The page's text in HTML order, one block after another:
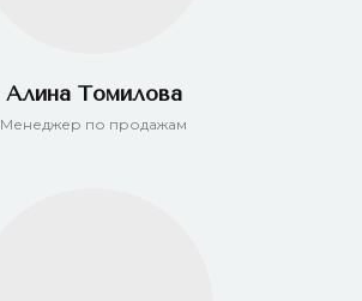
Менеджер по продажам
Алина Томилова